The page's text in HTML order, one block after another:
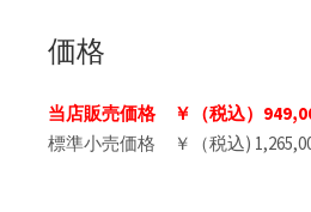
価格
当店販売価格 ￥（税込）
標準小売価格 ￥（税込)